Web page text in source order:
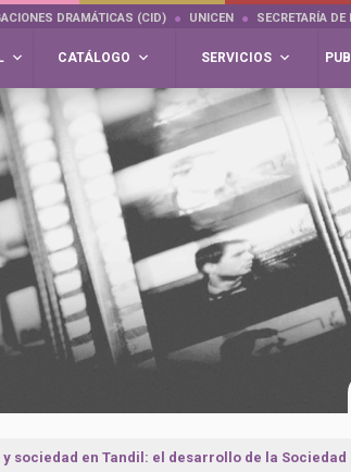
DRAMÁTICAS (CID) UNICEN SECRETARÍA
CATÁLOGO SERVICIOS
y sociedad en Tandil: el desarrollo de la Sociedad